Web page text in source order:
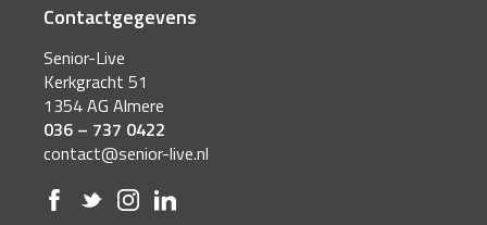
Contactgegevens
Senior-Live
Kerkgracht 51
1354 AG Almere
036 – 737 0422
contact@senior-live.nl